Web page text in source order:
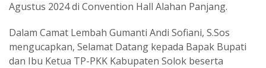
Agustus 2024 di Convention Hall Alahan Panjang.
Dalam Camat Lembah Gumanti Andi Sofiani, S.Sos
mengucapkan, Selamat Datang kepada Bapak Bupati
dan Ibu Ketua TP-PKK Kabupaten Solok beserta